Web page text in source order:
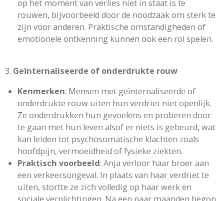
op het moment van verlies niet in staat is te
rouwen, bijvoorbeeld door de noodzaak om sterk te
zijn voor anderen. Praktische omstandigheden of
emotionele ontkenning kunnen ook een rol spelen.
3. Geïnternaliseerde of onderdrukte rouw
Kenmerken: Mensen met geïnternaliseerde of
onderdrukte rouw uiten hun verdriet niet openlijk.
Ze onderdrukken hun gevoelens en proberen door
te gaan met hun leven alsof er niets is gebeurd, wat
kan leiden tot psychosomatische klachten zoals
hoofdpijn, vermoeidheid of fysieke ziekten.
Praktisch voorbeeld: Anja verloor haar broer aan
een verkeersongeval. In plaats van haar verdriet te
uiten, stortte ze zich volledig op haar werk en